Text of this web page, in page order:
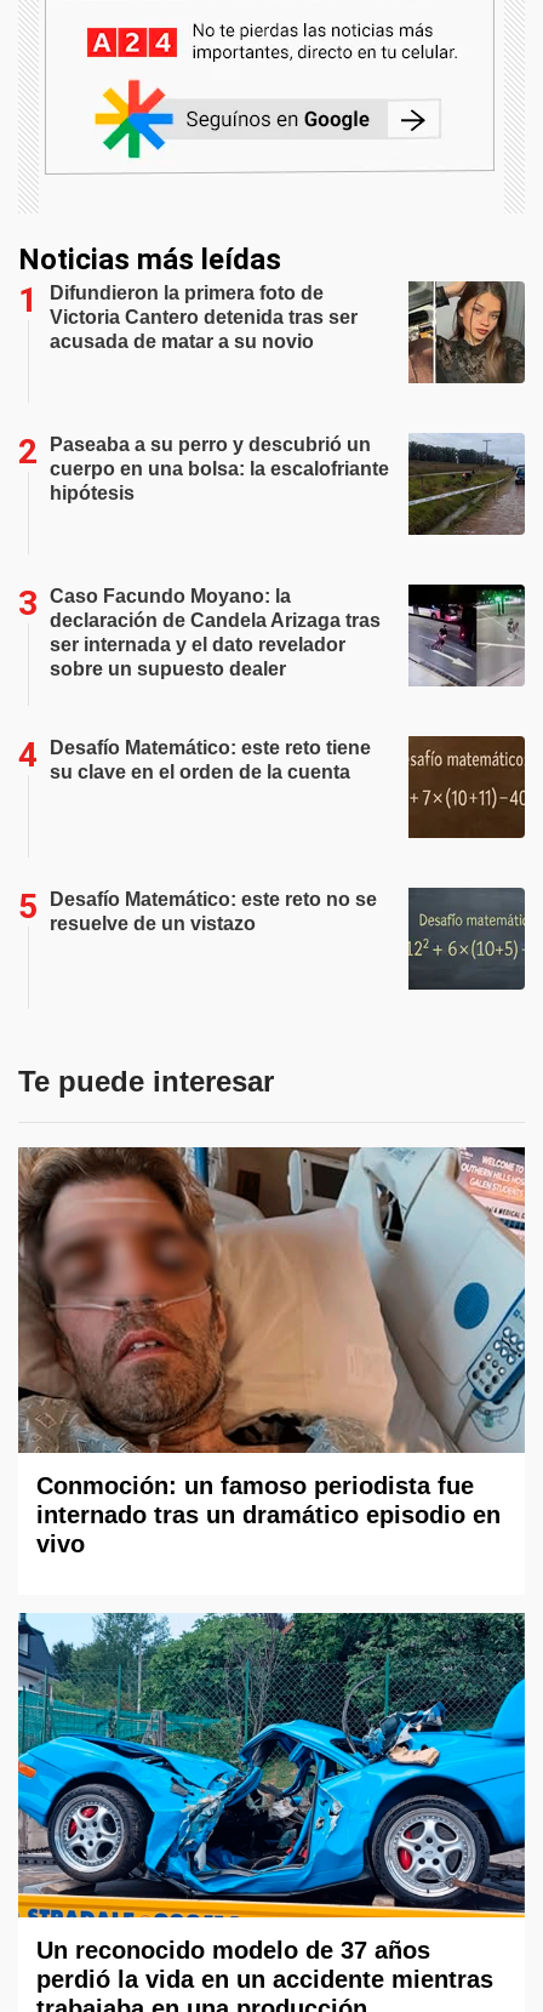
Noticias más leídas
Difundieron la primera foto de
Victoria Cantero detenida tras ser
acusada de matar a su novio
Paseaba a su perro y descubrió un
cuerpo en una bolsa: la escalofriante
hipótesis
Caso Facundo Moyano: la
declaración de Candela Arizaga tras
ser internada y el dato revelador
sobre un supuesto dealer
Desafío Matemático: este reto tiene
su clave en el orden de la cuenta
Desafío Matemático: este reto no se
resuelve de un vistazo
Te puede interesar
Conmoción: un famoso periodista fue
internado tras un dramático episodio en
vivo
Un reconocido modelo de 37 años
perdió la vida en un accidente mientras